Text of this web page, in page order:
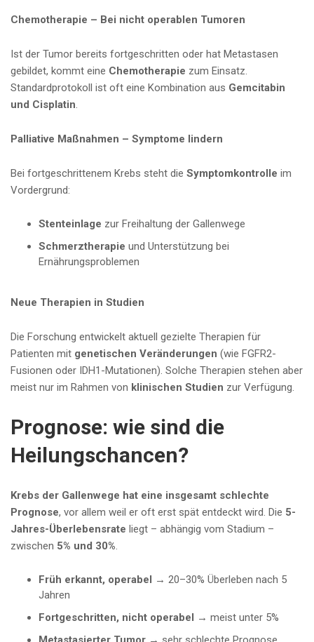
Chemotherapie – Bei nicht operablen Tumoren
Ist der Tumor bereits fortgeschritten oder hat Metastasen
gebildet, kommt eine Chemotherapie zum Einsatz.
Standardprotokoll ist oft eine Kombination aus Gemcitabin
und Cisplatin.
Palliative Maßnahmen – Symptome lindern
Bei fortgeschrittenem Krebs steht die Symptomkontrolle im
Vordergrund:
Stenteinlage zur Freihaltung der Gallenwege
Schmerztherapie und Unterstützung bei
Ernährungsproblemen
Neue Therapien in Studien
Die Forschung entwickelt aktuell gezielte Therapien für
Patienten mit genetischen Veränderungen (wie FGFR2-
Fusionen oder IDH1-Mutationen). Solche Therapien stehen aber
meist nur im Rahmen von klinischen Studien zur Verfügung.
Prognose: wie sind die
Heilungschancen?
Krebs der Gallenwege hat eine insgesamt schlechte
Prognose, vor allem weil er oft erst spät entdeckt wird. Die 5-
Jahres-Überlebensrate liegt – abhängig vom Stadium –
zwischen 5% und 30%.
Früh erkannt, operabel → 20–30% Überleben nach 5
Jahren
Fortgeschritten, nicht operabel → meist unter 5%